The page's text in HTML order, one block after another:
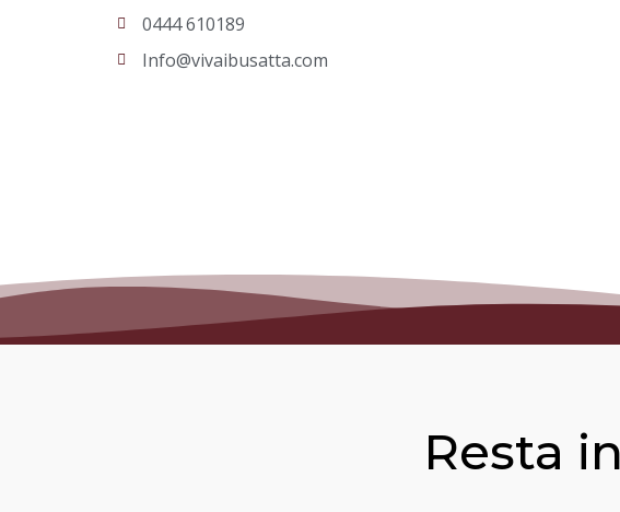
0444 610189
Info@vivaibusatta.com
Resta